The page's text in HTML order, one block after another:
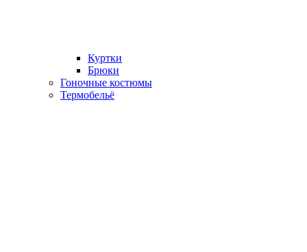
Куртки
Брюки
Гоночные костюмы
Термобельё